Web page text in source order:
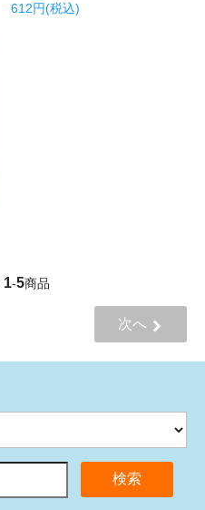
612円(税込)
1-5商品
次へ
検索